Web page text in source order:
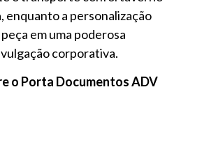
enquanto a personalização
em uma poderosa
corporativa.
o Porta Documentos ADV